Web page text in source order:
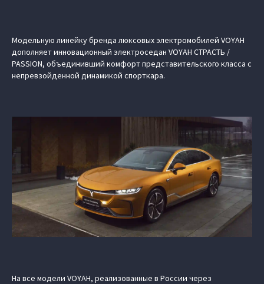
Модельную линейку бренда люксовых электромобилей VOYAH
дополняет инновационный электроседан VOYAH СТРАСТЬ /
PASSION, объединивший комфорт представительского класса с
непревзойденной динамикой спорткара.
На все модели VOYAH, реализованные в России через